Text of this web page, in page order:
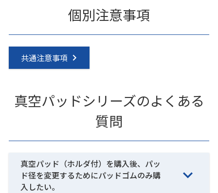
個別注意事項
共通注意事項
真空パッドシリーズのよくある
質問
真空パッド（ホルダ付）を購入後、パッ
ド径を変更するためにパッドゴムのみ購
入したい。